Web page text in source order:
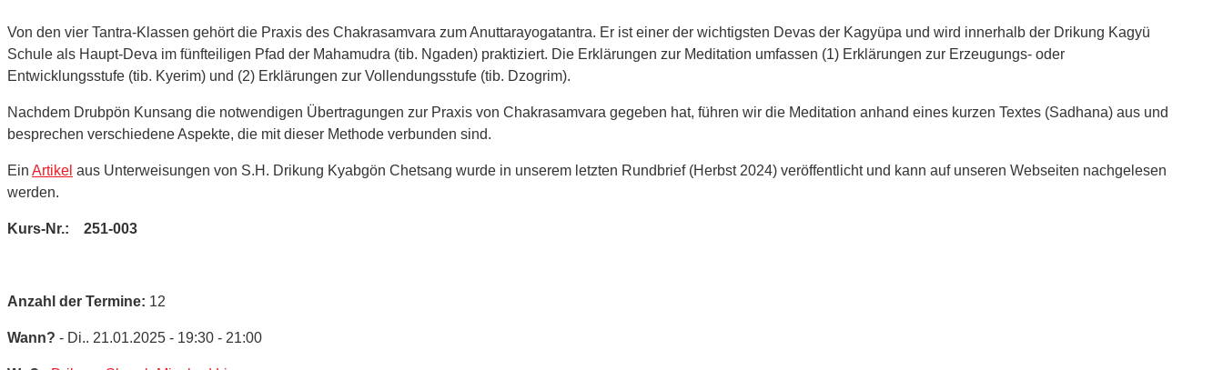
Von den vier Tantra-Klassen gehört die Praxis des Chakrasamvara zum Anuttarayogatantra. Er ist einer der wichtigsten Devas der Kagyüpa und wird innerhalb der Drikung Kagyü
Schule als Haupt-Deva im fünfteiligen Pfad der Mahamudra (tib. Ngaden) praktiziert. Die Erklärungen zur Meditation umfassen (1) Erklärungen zur Erzeugungs- oder
Entwicklungsstufe (tib. Kyerim) und (2) Erklärungen zur Vollendungsstufe (tib. Dzogrim).
Nachdem Drubpön Kunsang die notwendigen Übertragungen zur Praxis von Chakrasamvara gegeben hat, führen wir die Meditation anhand eines kurzen Textes (Sadhana) aus und
besprechen verschiedene Aspekte, die mit dieser Methode verbunden sind.
Ein Artikel aus Unterweisungen von S.H. Drikung Kyabgön Chetsang wurde in unserem letzten Rundbrief (Herbst 2024) veröffentlicht und kann auf unseren Webseiten nachgelesen
werden.
Kurs-Nr.: 251-003
Anzahl der Termine: 12
Wann? - Di.. 21.01.2025 - 19:30 - 21:00